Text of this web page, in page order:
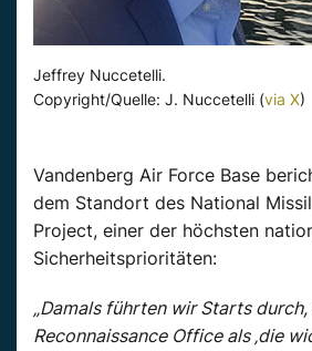
Jeffrey Nuccetelli.
Copyright/Quelle: J. Nuccetelli (via X)
Vandenberg Air Force Base
dem Standort des National
Project, einer der höchsten
Sicherheitsprioritäten:
„Damals führten wir Starts
Reconnaissance Office als ‚die